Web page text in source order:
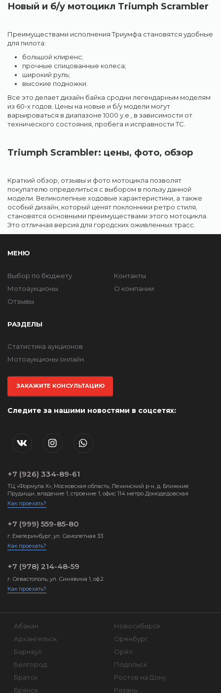
Новый и б/y мотоцикл Triumph Scrambler
Преимуществами исполнения Триумфа становятся удобные
для пилота:
большой клиренс;
прочные спицованные колеса;
широкий руль;
высокие подножки.
Все это делает дизайн байка сродни легендарным моделям
из 60-х годов. Цены на новые и б/у модели могут
варьироваться в диапазоне 1000 у.е., в зависимости от
технического состояния, пробега и исправности ТС.
Triumph Scrambler: цены, фото, обзор
Краткий обзор, отзывы и фото мотоцикла позволят
покупателю определиться с выбором в пользу данной
модели. Великолепные ходовые характеристики, а также
особый дизайн, который ценят поклонники ретро стиля,
становятся основными преимуществами этого мотоцикла.
Это отличная версия для городских оживленных трасс.
МЕНЮ
Выбор по бюджету
Мотоаукционы
Отзывы
Контакты
О компании
РАЗДЕЛЫ
Статистика аукционов
Мотоаукционы онлайн
ЗАКАЖИТЕ КОНСУЛЬТАЦИЮ
Следите за нашими новостями в соцсетях:
+7 (926) 334-89-61
ТЦ «Формула X», Московская область, Ленинский р-н, д. Ближние
Прудищи, владение 1, строение 1, офис 114 метро Домодедовская
Как проехать?
+7 (999) 559-85-80
г. Екатеринбург, ул. Самолетная 33
Как проехать?
+7 (978) 214-48-59
г. Севастополь, ул. Синявина 1, оф.2
Как проехать?
Абакан
Архангельск
Барнаул
Белгород
Братск
Брянск
Новосибирск
Оренбург
Орёл
Подольск
Ростов на Дону
Рязань